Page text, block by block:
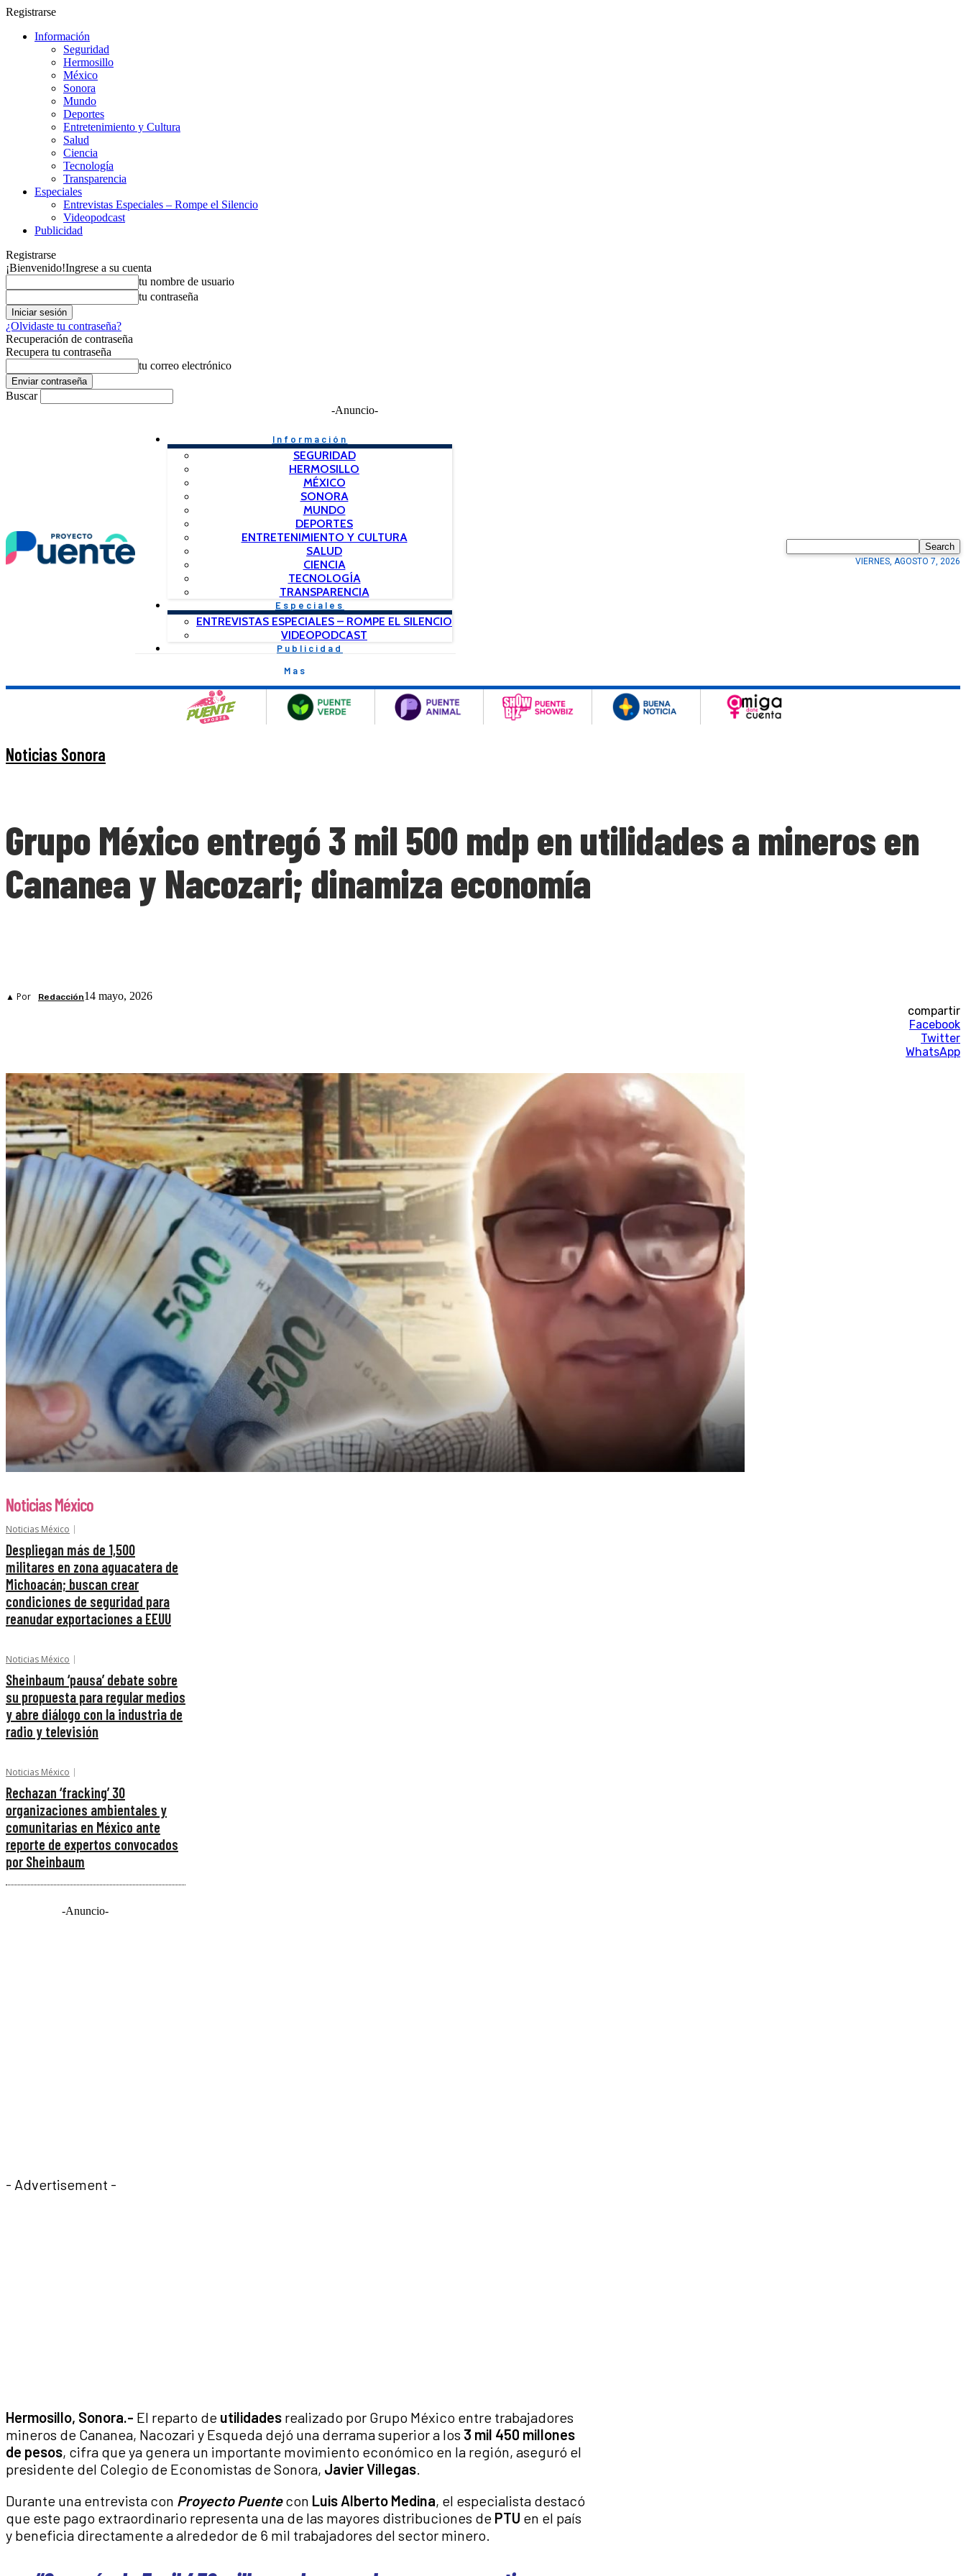
Registrarse
Información
Seguridad
Hermosillo
México
Sonora
Mundo
Deportes
Entretenimiento y Cultura
Salud
Ciencia
Tecnología
Transparencia
Especiales
Entrevistas Especiales – Rompe el Silencio
Videopodcast
Publicidad
Registrarse
¡Bienvenido!Ingrese a su cuenta
tu nombre de usuario
tu contraseña
¿Olvidaste tu contraseña?
Recuperación de contraseña
Recupera tu contraseña
tu correo electrónico
Buscar
-Anuncio-
Información
SEGURIDAD
HERMOSILLO
MÉXICO
SONORA
MUNDO
DEPORTES
ENTRETENIMIENTO Y CULTURA
SALUD
CIENCIA
TECNOLOGÍA
TRANSPARENCIA
Especiales
ENTREVISTAS ESPECIALES – ROMPE EL SILENCIO
VIDEOPODCAST
Publicidad
Mas
Search
VIERNES, AGOSTO 7, 2026
Noticias Sonora
Grupo México entregó 3 mil 500 mdp en utilidades a mineros en
Cananea y Nacozari; dinamiza economía
▲ Por Redacción14 mayo, 2026
compartir
Facebook
Twitter
WhatsApp
Noticias México
Noticias México
Despliegan más de 1,500
militares en zona aguacatera de
Michoacán; buscan crear
condiciones de seguridad para
reanudar exportaciones a EEUU
Noticias México
Sheinbaum ‘pausa’ debate sobre
su propuesta para regular medios
y abre diálogo con la industria de
radio y televisión
Noticias México
Rechazan ‘fracking’ 30
organizaciones ambientales y
comunitarias en México ante
reporte de expertos convocados
por Sheinbaum
-Anuncio-
- Advertisement -
Hermosillo, Sonora.- El reparto de utilidades realizado por Grupo México entre trabajadores
mineros de Cananea, Nacozari y Esqueda dejó una derrama superior a los 3 mil 450 millones
de pesos, cifra que ya genera un importante movimiento económico en la región, aseguró el
presidente del Colegio de Economistas de Sonora, Javier Villegas.
Durante una entrevista con Proyecto Puentecon Luis Alberto Medina, el especialista destacó
que este pago extraordinario representa una de las mayores distribuciones de PTU en el país
y beneficia directamente a alrededor de 6 mil trabajadores del sector minero.